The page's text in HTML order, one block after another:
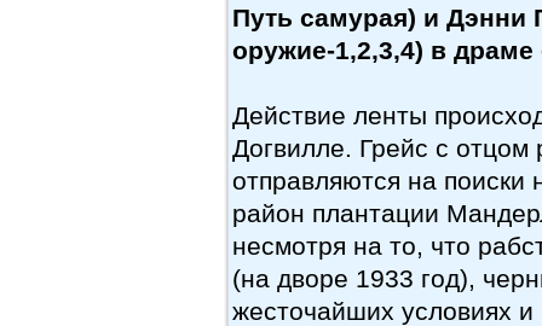
Путь самурая) и Дэнни
оружие-1,2,3,4) в
Действие ленты
Догвилле. Грейс с
отправляются на поиски
район плантации
несмотря на то, что
(на дворе 1933 год),
жесточайших условиях и